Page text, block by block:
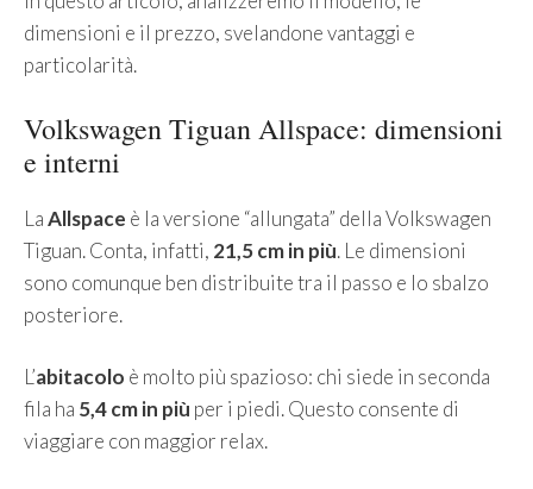
dimensioni e il prezzo, svelandone vantaggi e
particolarità.
Volkswagen Tiguan Allspace: dimensioni
e interni
LaAllspace è la versione “allungata” della Volkswagen
Tiguan. Conta, infatti, 21,5 cm in più. Le dimensioni
sono comunque ben distribuite tra il passo e lo sbalzo
posteriore.
L’abitacolo è molto più spazioso: chi siede in seconda
fila ha 5,4 cm in più per i piedi. Questo consente di
viaggiare con maggior relax.